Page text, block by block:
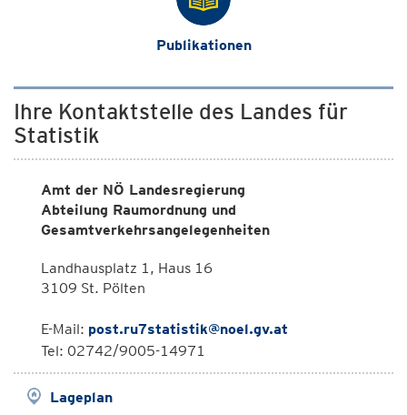
Publikationen
Ihre Kontaktstelle des Landes für
Statistik
Amt der NÖ Landesregierung
Abteilung Raumordnung und
Gesamtverkehrsangelegenheiten
Landhausplatz 1, Haus 16
3109 St. Pölten
E-Mail: post.ru7statistik@noel.gv.at
Tel: 02742/9005-14971
Lageplan